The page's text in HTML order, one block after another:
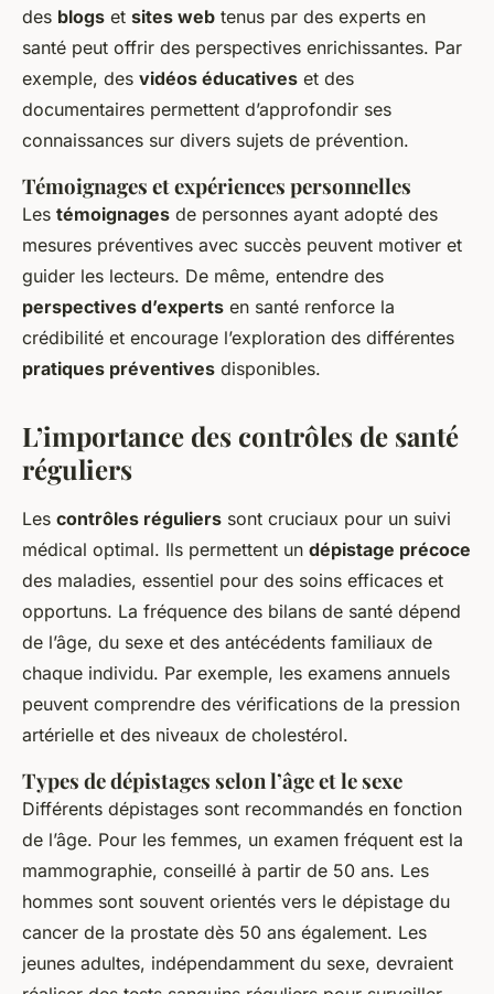
des blogs et sites web tenus par des experts en
santé peut offrir des perspectives enrichissantes. Par
exemple, des vidéos éducatives et des
documentaires permettent d’approfondir ses
connaissances sur divers sujets de prévention.
Témoignages et expériences personnelles
Les témoignages de personnes ayant adopté des
mesures préventives avec succès peuvent motiver et
guider les lecteurs. De même, entendre des
perspectives d’experts en santé renforce la
crédibilité et encourage l’exploration des différentes
pratiques préventives disponibles.
L’importance des contrôles de santé
réguliers
Les contrôles réguliers sont cruciaux pour un suivi
médical optimal. Ils permettent un dépistage précoce
des maladies, essentiel pour des soins efficaces et
opportuns. La fréquence des bilans de santé dépend
de l’âge, du sexe et des antécédents familiaux de
chaque individu. Par exemple, les examens annuels
peuvent comprendre des vérifications de la pression
artérielle et des niveaux de cholestérol.
Types de dépistages selon l’âge et le sexe
Différents dépistages sont recommandés en fonction
de l’âge. Pour les femmes, un examen fréquent est la
mammographie, conseillé à partir de 50 ans. Les
hommes sont souvent orientés vers le dépistage du
cancer de la prostate dès 50 ans également. Les
jeunes adultes, indépendamment du sexe, devraient